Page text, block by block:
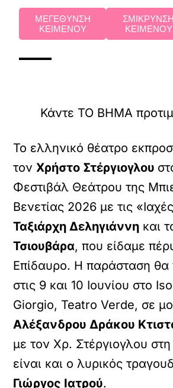
ΜΕΓΕΘΥΝΣΗ
ΚΕΙΜΕΝΟΥ
ΣΜΙΚΡΥΝΣΗ
ΚΕΙΜΕΝΟΥ
Κάντε TO BHMA
Το ελληνικό θέατρο
τονΧρήστο Στέργιογλου
Φεστιβάλ Θεάτρου της
Βενετίας 2026 με τις
Ταξιάρχη Δεληγιάννη και
Τσιουβάρα, που είδαμε
Επίδαυρο. Η παράσταση θα
στις 9 και 10 Ιουνίου στο
Giorgio, Teatro Verde, σε
Αλέξανδρου Δράκου
με τον Χρ. Στέργιογλου
είναι και ο λυρικός
Γιώργος Ιατρού.